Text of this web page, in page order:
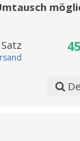
Satz